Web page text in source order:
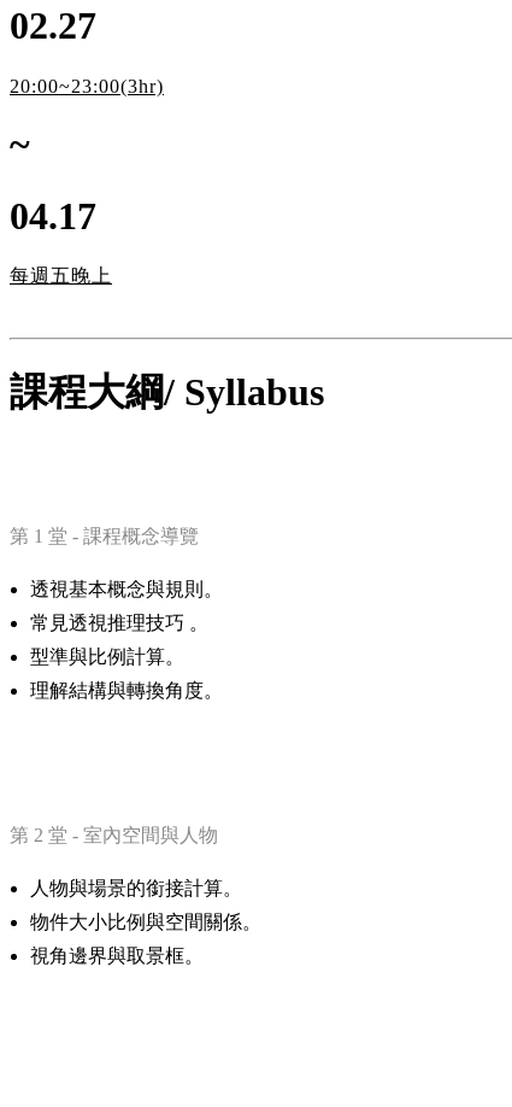
02.27
20:00~23:00(3hr)
~
04.17
每週五晚上
課程大綱/ Syllabus
第 1 堂 - 課程概念導覽
透視基本概念與規則。
常見透視推理技巧 。
型準與比例計算。
理解結構與轉換角度。
第 2 堂 - 室內空間與人物
人物與場景的銜接計算。
物件大小比例與空間關係。
視角邊界與取景框。